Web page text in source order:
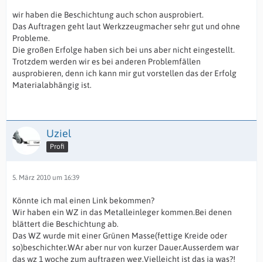
wir haben die Beschichtung auch schon ausprobiert.
Das Auftragen geht laut Werkzzeugmacher sehr gut und ohne
Probleme.
Die großen Erfolge haben sich bei uns aber nicht eingestellt.
Trotzdem werden wir es bei anderen Problemfällen
ausprobieren, denn ich kann mir gut vorstellen das der Erfolg
Materialabhängig ist.
Uziel
Profi
5. März 2010 um 16:39
Könnte ich mal einen Link bekommen?
Wir haben ein WZ in das Metalleinleger kommen.Bei denen
blättert die Beschichtung ab.
Das WZ wurde mit einer Grünen Masse(fettige Kreide oder
so)beschichter.WAr aber nur von kurzer Dauer.Ausserdem war
das wz 1 woche zum auftragen weg.Vielleicht ist das ja was?!